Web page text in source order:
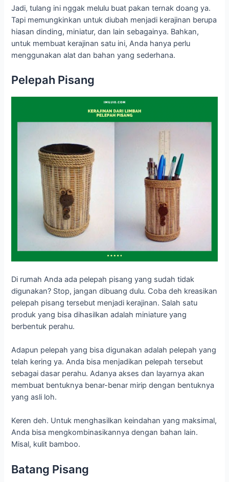
Jadi, tulang ini nggak melulu buat pakan ternak doang ya.
Tapi memungkinkan untuk diubah menjadi kerajinan berupa
hiasan dinding, miniatur, dan lain sebagainya. Bahkan,
untuk membuat kerajinan satu ini, Anda hanya perlu
menggunakan alat dan bahan yang sederhana.
Pelepah Pisang
Di rumah Anda ada pelepah pisang yang sudah tidak
digunakan? Stop, jangan dibuang dulu. Coba deh kreasikan
pelepah pisang tersebut menjadi kerajinan. Salah satu
produk yang bisa dihasilkan adalah miniature yang
berbentuk perahu.
Adapun pelepah yang bisa digunakan adalah pelepah yang
telah kering ya. Anda bisa menjadikan pelepah tersebut
sebagai dasar perahu. Adanya akses dan layarnya akan
membuat bentuknya benar-benar mirip dengan bentuknya
yang asli loh.
Keren deh. Untuk menghasilkan keindahan yang maksimal,
Anda bisa mengkombinasikannya dengan bahan lain.
Misal, kulit bamboo.
Batang Pisang